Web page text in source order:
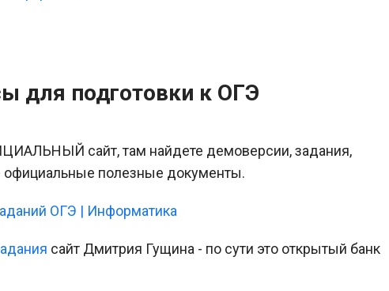
для подготовки к ОГЭ
сайт, там найдете демоверсии, задания,
официальные полезные документы.
ОГЭ | Информатика
сайт Дмитрия Гущина - по сути это открытый банк